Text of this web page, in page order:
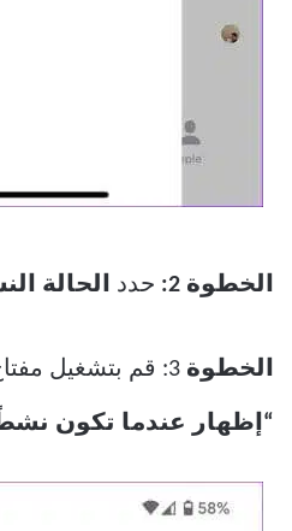
الخطوة 2: حدد الحالة
الخطوة
“إظهار عندما تكون